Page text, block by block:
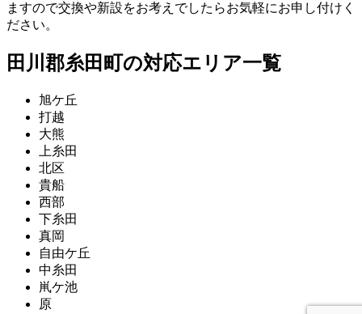
ますので交換や新設をお考えでしたらお気軽にお申し付けく
ださい。
田川郡糸田町の対応エリア一覧
旭ケ丘
打越
大熊
上糸田
北区
貴船
西部
下糸田
真岡
自由ケ丘
中糸田
鼡ケ池
原